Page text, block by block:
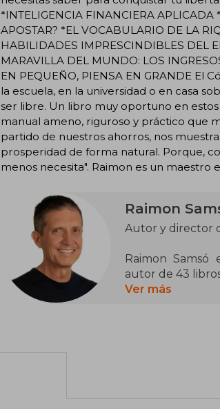
*INTELIGENCIA FINANCIERA APLICADA
APOSTAR? *EL VOCABULARIO DE LA
HABILIDADES IMPRESCINDIBLES DEL
MARAVILLA DEL MUNDO: LOS
EN PEQUEÑO, PIENSA EN GRANDE
la escuela, en la universidad o en casa
ser libre. Un libro muy oportuno en
manual ameno, riguroso y práctico que
partido de nuestros ahorros, nos
prosperidad de forma natural. Porque,
menos necesita". Raimon es un maestro
Raimon
Autor y director
Raimon Samsó
autor de 43
sobre éxito
Ver más